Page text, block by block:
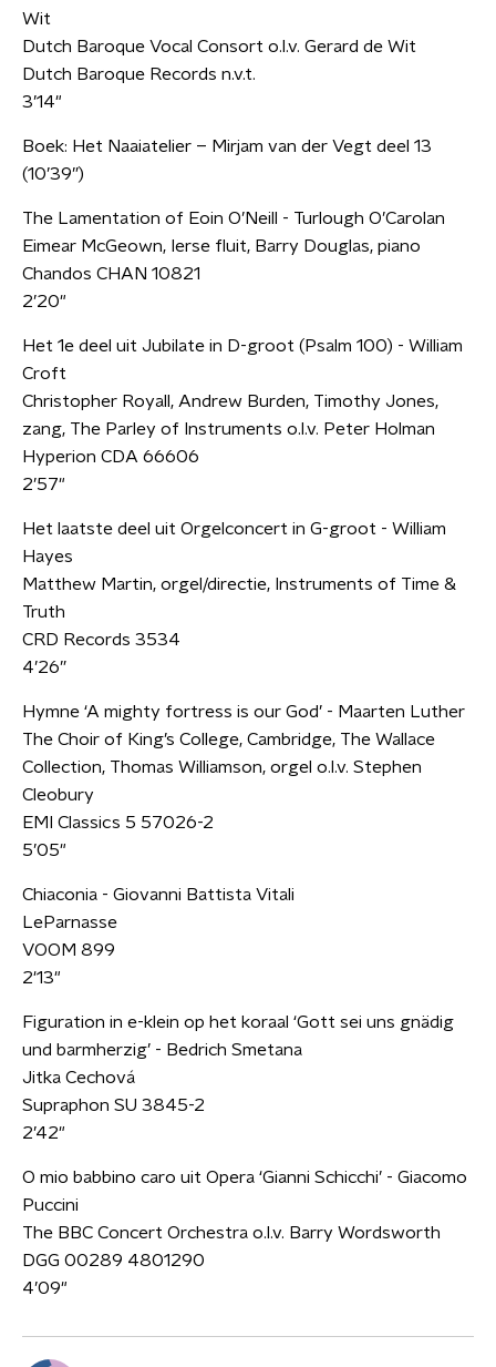
Wit
Dutch Baroque Vocal Consort o.l.v. Gerard de Wit
Dutch Baroque Records n.v.t.
3’14"
Boek: Het Naaiatelier – Mirjam van der Vegt deel 13
(10’39”)
The Lamentation of Eoin O’Neill - Turlough O’Carolan
Eimear McGeown, Ierse fluit, Barry Douglas, piano
Chandos CHAN 10821
2’20"
Het 1e deel uit Jubilate in D-groot (Psalm 100) - William
Croft
Christopher Royall, Andrew Burden, Timothy Jones,
zang, The Parley of Instruments o.l.v. Peter Holman
Hyperion CDA 66606
2’57"
Het laatste deel uit Orgelconcert in G-groot - William
Hayes
Matthew Martin, orgel/directie, Instruments of Time &
Truth
CRD Records 3534
4’26”
Hymne ‘A mighty fortress is our God’ - Maarten Luther
The Choir of King’s College, Cambridge, The Wallace
Collection, Thomas Williamson, orgel o.l.v. Stephen
Cleobury
EMI Classics 5 57026-2
5’05"
Chiaconia - Giovanni Battista Vitali
LeParnasse
VOOM 899
2'13"
Figuration in e-klein op het koraal ‘Gott sei uns gnädig
und barmherzig’ - Bedrich Smetana
Jitka Cechová
Supraphon SU 3845-2
2’42"
O mio babbino caro uit Opera ‘Gianni Schicchi’ - Giacomo
Puccini
The BBC Concert Orchestra o.l.v. Barry Wordsworth
DGG 00289 4801290
4’09"